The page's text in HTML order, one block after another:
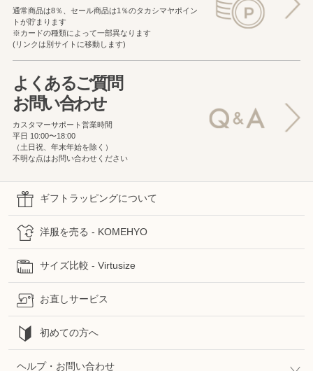
通常商品は8％、セール商品は1％のタカシマヤポイン
トが貯まります
※カードの種類によって一部異なります
(リンクは別サイトに移動します)
よくあるご質問
お問い合わせ
カスタマーサポート営業時間
平日 10:00〜18:00
（土日祝、年末年始を除く）
不明な点はお問い合わせください
ギフトラッピングについて
洋服を売る - KOMEHYO
サイズ比較 - Virtusize
お直しサービス
初めての方へ
ヘルプ・お問い合わせ